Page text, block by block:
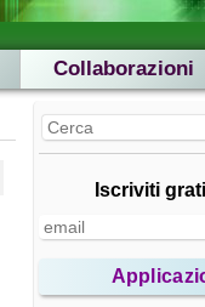
Collaborazioni
Iscriviti